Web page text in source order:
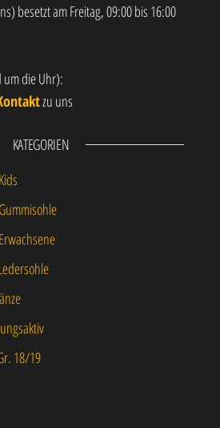
besetzt am Freitag, 09:00 bis 16:00
die Uhr):
zu uns
KATEGORIEN
18/19